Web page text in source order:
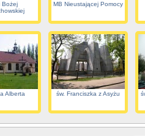
Bożej
MB Nieustającej Pomocy
Alberta św. Franciszka z Asyżu